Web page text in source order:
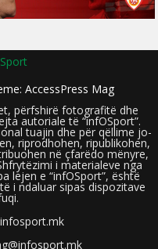
AccessPress Mag
përfshirë fotografitë dhe
autoriale të “infOSport”.
tuajin dhe për qëllime jo-
riprodhohen, ripublikohen,
në çfarëdo mënyre,
i materialeve nga
lejen e “infOSport”, është
i ndaluar sipas dispozitave